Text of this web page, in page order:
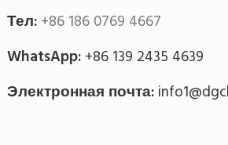
Тел: +86 186 0769 4667
WhatsApp: +86 139 2435 4639
Электронная почта: